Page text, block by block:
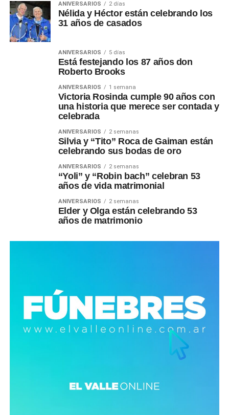
ANIVERSARIOS 2 días
Nélida y Héctor están celebrando los
31 años de casados
ANIVERSARIOS 5 días
Está festejando los 87 años don
Roberto Brooks
ANIVERSARIOS 1 semana
Victoria Rosinda cumple 90 años con
una historia que merece ser contada y
celebrada
ANIVERSARIOS 2 semanas
Silvia y “Tito” Roca de Gaiman están
celebrando sus bodas de oro
ANIVERSARIOS 2 semanas
“Yoli” y “Robin bach” celebran 53
años de vida matrimonial
ANIVERSARIOS 2 semanas
Elder y Olga están celebrando 53
años de matrimonio